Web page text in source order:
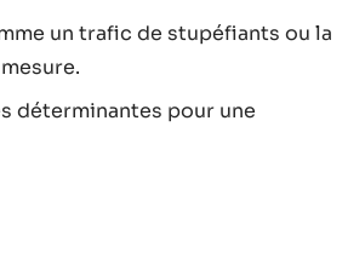
un trafic de stupéfiants ou la
déterminantes pour une